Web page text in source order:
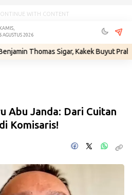
WITH CONTENT
KAMIS,
6 AGUSTUS 2026
Sigar, Kakek Buyut Prabowo dari
Abu Janda: Dari Cuitan
Komisaris!